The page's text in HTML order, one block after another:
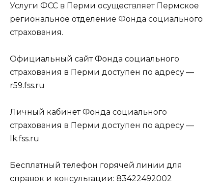
Услуги ФСС в Перми осуществляет Пермское
региональное отделение Фонда социального
страхования.
Официальный сайт Фонда социального
страхования в Перми доступен по адресу —
r59.fss.ru
Личный кабинет Фонда социального
страхования в Перми доступен по адресу —
lk.fss.ru
Бесплатный телефон горячей линии для
справок и консультации: 83422492002